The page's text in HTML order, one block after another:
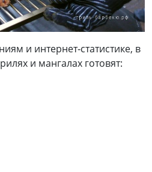
и интернет‑статистике, в
и мангалах готовят: